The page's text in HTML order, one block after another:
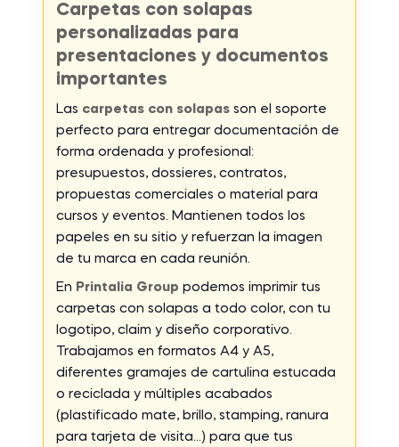
Carpetas con solapas
personalizadas para
presentaciones y documentos
importantes
Las carpetas con solapas son el soporte
perfecto para entregar documentación de
forma ordenada y profesional:
presupuestos, dossieres, contratos,
propuestas comerciales o material para
cursos y eventos. Mantienen todos los
papeles en su sitio y refuerzan la imagen
de tu marca en cada reunión.
En Printalia Group podemos imprimir tus
carpetas con solapas a todo color, con tu
logotipo, claim y diseño corporativo.
Trabajamos en formatos A4 y A5,
diferentes gramajes de cartulina estucada
o reciclada y múltiples acabados
(plastificado mate, brillo, stamping, ranura
para tarjeta de visita…) para que tus